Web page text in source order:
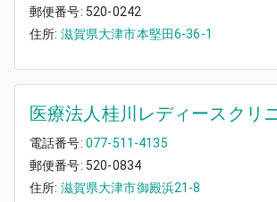
郵便番号: 520-0242
住所: 滋賀県大津市本堅田6-36-1
医療法人桂川レディースクリ
電話番号: 077-511-4135
郵便番号: 520-0834
住所: 滋賀県大津市御殿浜21-8